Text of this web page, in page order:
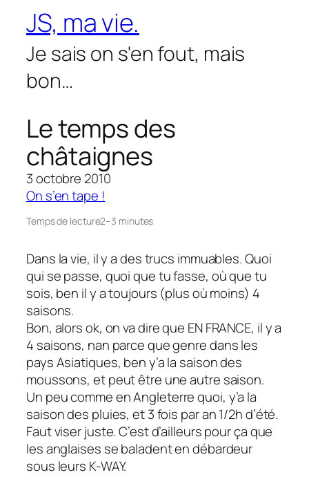
contenu
JS, ma vie.
Je sais on s'en fout, mais
bon…
Le temps des
châtaignes
3 octobre 2010
On s’en tape !
Temps de lecture2–3 minutes
Dans la vie, il y a des trucs immuables. Quoi
qui se passe, quoi que tu fasse, où que tu
sois, ben il y a toujours (plus où moins) 4
saisons.
Bon, alors ok, on va dire que EN FRANCE, il y a
4 saisons, nan parce que genre dans les
pays Asiatiques, ben y’a la saison des
moussons, et peut être une autre saison.
Un peu comme en Angleterre quoi, y’a la
saison des pluies, et 3 fois par an 1/2h d’été.
Faut viser juste. C’est d’ailleurs pour ça que
les anglaises se baladent en débardeur
sous leurs K-WAY.